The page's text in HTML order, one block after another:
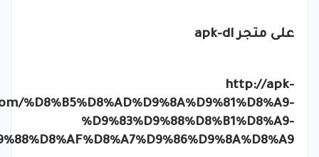
على متجرapk-dl
http://apk-
%D8%B5%D8%AD%D9%8A%D9%81%D8%A9-
%D9%83%D9%88%D8%B1%D8%A9-